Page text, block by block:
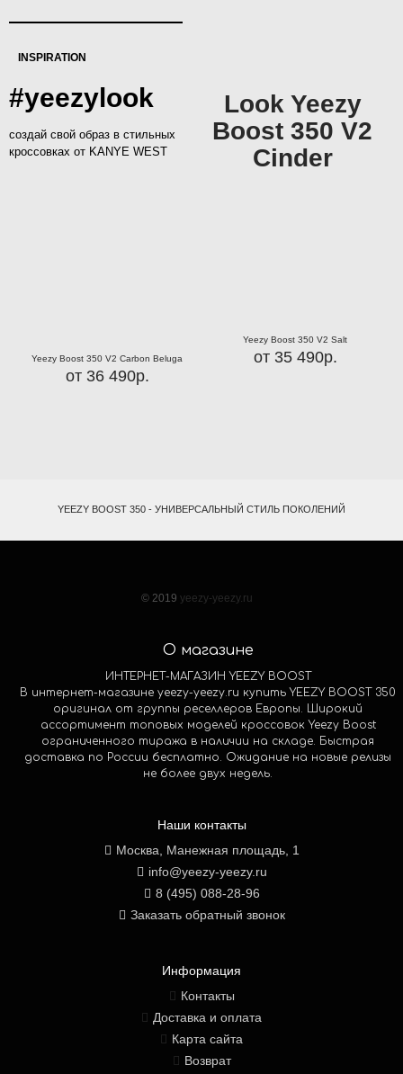
INSPIRATION
#yeezylook
создай свой образ в стильных
кроссовках от KANYE WEST
Look Yeezy
Boost 350 V2
Cinder
Yeezy Boost 350 V2 Carbon Beluga
от 36 490р.
Yeezy Boost 350 V2 Salt
от 35 490р.
YEEZY BOOST 350 - УНИВЕРСАЛЬНЫЙ СТИЛЬ ПОКОЛЕНИЙ
© 2019 yeezy-yeezy.ru
О магазине
ИНТЕРНЕТ-МАГАЗИН YEEZY BOOST
В интернет-магазине yeezy-yeezy.ru купить YEEZY BOOST 350
оригинал от группы реселлеров Европы. Широкий
ассортимент топовых моделей кроссовок Yeezy Boost
ограниченного тиража в наличии на складе. Быстрая
доставка по России бесплатно. Ожидание на новые релизы
не более двух недель.
Наши контакты
Москва, Манежная площадь, 1
info@yeezy-yeezy.ru
8 (495) 088-28-96
Заказать обратный звонок
Информация
Контакты
Доставка и оплата
Карта сайта
Возврат